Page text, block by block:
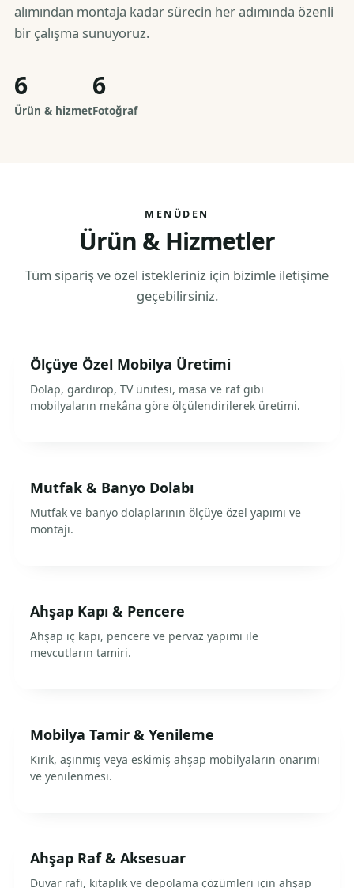
alımından montaja kadar sürecin her adımında özenli
bir çalışma sunuyoruz.
6
Ürün & hizmet
6
Fotoğraf
MENÜDEN
Ürün & Hizmetler
Tüm sipariş ve özel istekleriniz için bizimle iletişime
geçebilirsiniz.
Ölçüye Özel Mobilya Üretimi
Dolap, gardırop, TV ünitesi, masa ve raf gibi
mobilyaların mekâna göre ölçülendirilerek üretimi.
Mutfak & Banyo Dolabı
Mutfak ve banyo dolaplarının ölçüye özel yapımı ve
montajı.
Ahşap Kapı & Pencere
Ahşap iç kapı, pencere ve pervaz yapımı ile
mevcutların tamiri.
Mobilya Tamir & Yenileme
Kırık, aşınmış veya eskimiş ahşap mobilyaların onarımı
ve yenilenmesi.
Ahşap Raf & Aksesuar
Duvar rafı, kitaplık ve depolama çözümleri için ahşap